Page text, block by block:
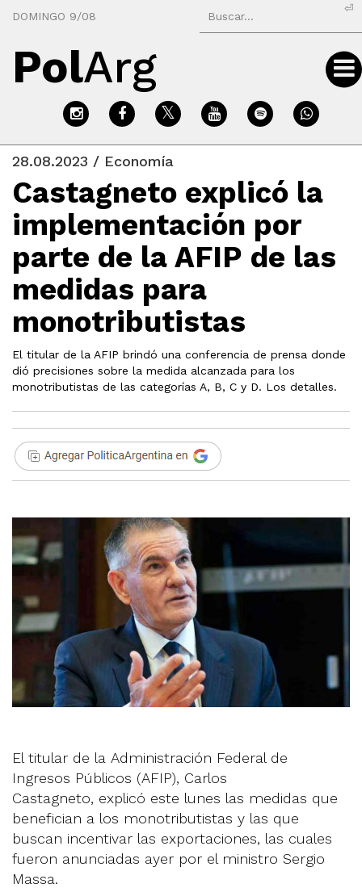
DOMINGO 9/08
⏎
PolArg
28.08.2023 / Economía
Castagneto explicó la
implementación por
parte de la AFIP de las
medidas para
monotributistas
El titular de la AFIP brindó una conferencia de prensa donde
dió precisiones sobre la medida alcanzada para los
monotributistas de las categorías A, B, C y D. Los detalles.
El titular de la Administración Federal de
Ingresos Públicos (AFIP), Carlos
Castagneto, explicó este lunes las medidas que
benefician a los monotributistas y las que
buscan incentivar las exportaciones, las cuales
fueron anunciadas ayer por el ministro Sergio
Massa.